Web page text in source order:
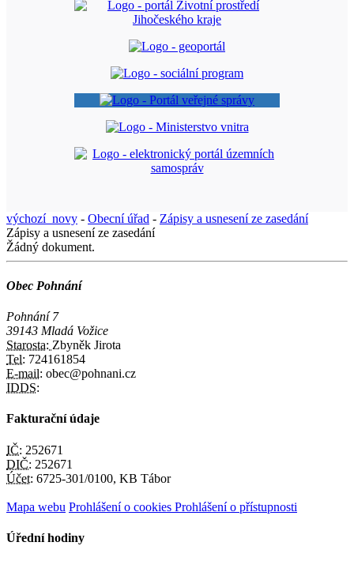
výchozí_novy - Obecní úřad - Zápisy a usnesení ze zasedání
Zápisy a usnesení ze zasedání
Žádný dokument.
Obec Pohnání
Pohnání 7
39143 Mladá Vožice
Starosta: Zbyněk Jirota
Tel: 724161854
E-mail: obec@pohnani.cz
IDDS:
Fakturační údaje
IČ: 252671
DIČ: 252671
Účet: 6725-301/0100, KB Tábor
Mapa webu Prohlášení o cookies Prohlášení o přístupnosti
Úřední hodiny